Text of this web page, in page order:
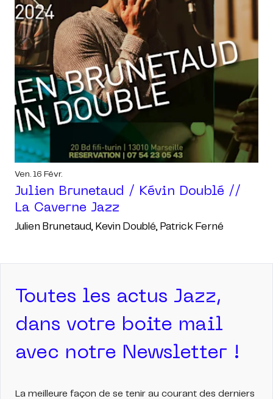
Ven. 16 Févr.
Julien Brunetaud / Kévin Doublé //
La Caverne Jazz
Julien Brunetaud, Kevin Doublé, Patrick Ferné
Toutes les actus Jazz,
dans votre boite mail
avec notre Newsletter !
La meilleure façon de se tenir au courant des derniers